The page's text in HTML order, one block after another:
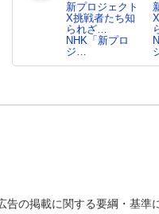
新プロジェクト
X挑戦者たち知
られざ…
NHK「新プロ
ジ…
告の掲載に関する要綱・基準